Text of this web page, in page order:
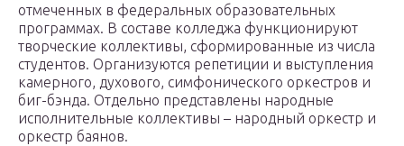
отмеченных в федеральных образовательных
программах. В составе колледжа функционируют
творческие коллективы, сформированные из числа
студентов. Организуются репетиции и выступления
камерного, духового, симфонического оркестров и
биг-бэнда. Отдельно представлены народные
исполнительные коллективы – народный оркестр и
оркестр баянов.